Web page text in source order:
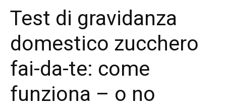
Test di gravidanza
domestico zucchero
fai-da-te: come
funziona – o no